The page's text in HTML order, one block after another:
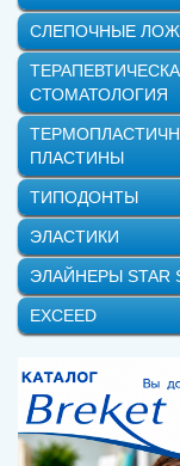
СЛЕПОЧНЫЕ
СТОМАТОЛОГИЯ
ПЛАСТИНЫ
ТИПОДОНТЫ
ЭЛАСТИКИ
ЭЛАЙНЕРЫ STAR
EXCEED